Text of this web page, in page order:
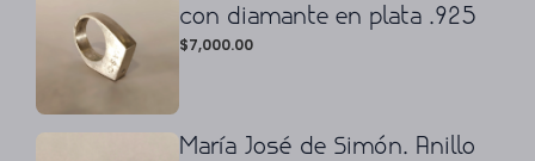
con diamante en plata .925
$7,000.00
María José de Simón. Anillo